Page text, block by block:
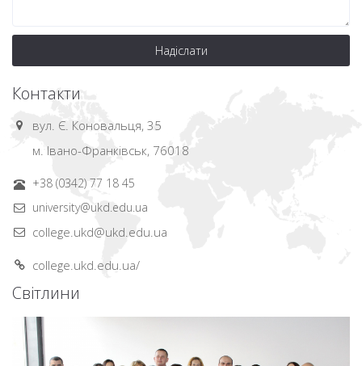
Надіслати
Контакти
вул. Є. Коновальця, 35
м. Івано-Франківськ, 76018
+38 (0342) 77 18 45
university@ukd.edu.ua
college.ukd@ukd.edu.ua
college.ukd.edu.ua/
Світлини